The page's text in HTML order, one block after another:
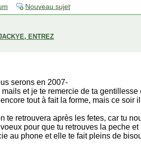
Nouveau sujet
ENTREZ
serons en 2007-
et je te remercie de ta gentillesse
tout à fait la forme, mais ce
te retrouvera après les fetes, car tu
pour que tu retrouves la peche et
au phone et elle te fait pleins de